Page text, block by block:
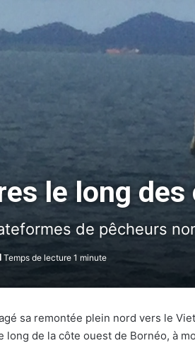
le long
de pêcheurs
Temps de lecture 1 minute
sa remontée plein nord vers le
de la côte ouest de Bornéo, à